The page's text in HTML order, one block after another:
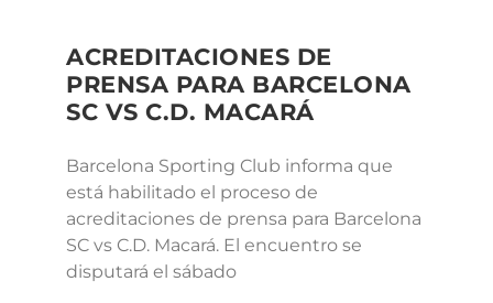
ACREDITACIONES DE
PRENSA PARA BARCELONA
SC VS C.D. MACARÁ
Barcelona Sporting Club informa que
está habilitado el proceso de
acreditaciones de prensa para Barcelona
SC vs C.D. Macará. El encuentro se
disputará el sábado